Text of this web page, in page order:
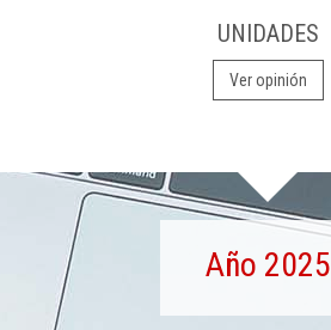
UNIDADES
Ver opinión
Año 2025